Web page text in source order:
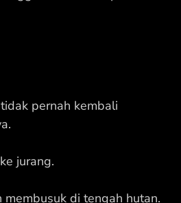
pernah kembali
jurang.
membusuk di tengah hutan.